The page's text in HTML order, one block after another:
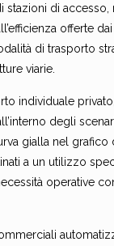
stazioni di
offerte
di trasporto
viarie.
individuale
degli
gialla nel grafico
a un utilizzo
operative